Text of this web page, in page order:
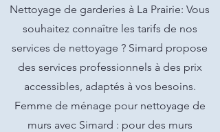
Nettoyage de garderies à La Prairie: Vous
souhaitez connaître les tarifs de nos
services de nettoyage ? Simard propose
des services professionnels à des prix
accessibles, adaptés à vos besoins.
Femme de ménage pour nettoyage de
murs avec Simard : pour des murs